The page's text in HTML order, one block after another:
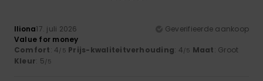
Iliona17. juli 2026
Geverifieerde aankoop
Value for money
Comfort: 4/5 Prijs-kwaliteitverhouding: 4/5 Maat: Groot
Kleur: 5/5